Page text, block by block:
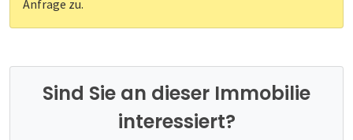
Anfrage zu.
Sind Sie an dieser Immobilie
interessiert?